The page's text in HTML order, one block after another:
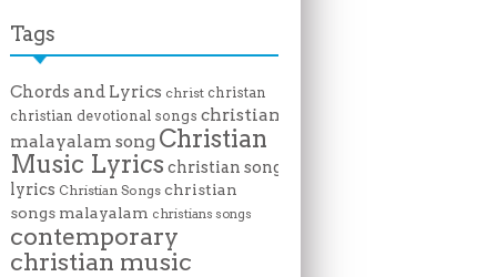
Tags
Chords and Lyrics christ christan
christian devotional songs christian
malayalam song Christian
Music Lyrics christian song
lyrics Christian Songs christian
songs malayalam christians songs
contemporary
christian music